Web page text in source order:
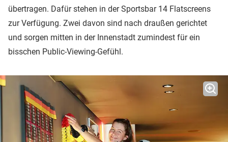
übertragen. Dafür stehen in der Sportsbar 14 Flatscreens
zur Verfügung. Zwei davon sind nach draußen gerichtet
und sorgen mitten in der Innenstadt zumindest für ein
bisschen Public-Viewing-Gefühl.